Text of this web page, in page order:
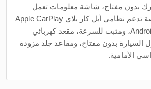
بدون مفتاح، شاشة معلومات تعمل
باللمس قياس 8 بوصة تدعم نظامي أبل كار بلاي Apple CarPlay
وأندرويد أوتو Android Auto، ومثبت للسرعة، مقعد كهربائي
السيارة بدون مفتاح، ومقاعد جلد مزودة
الأمامية.